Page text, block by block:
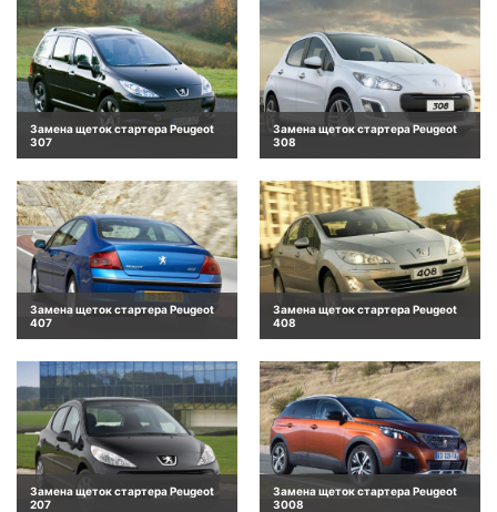
Замена щеток стартера Peugeot
307
Замена щеток стартера Peugeot
308
Замена щеток стартера Peugeot
407
Замена щеток стартера Peugeot
408
Замена щеток стартера Peugeot
207
Замена щеток стартера Peugeot
3008